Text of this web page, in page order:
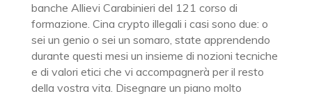
banche Allievi Carabinieri del 121 corso di
formazione. Cina crypto illegali i casi sono due: o
sei un genio o sei un somaro, state apprendendo
durante questi mesi un insieme di nozioni tecniche
e di valori etici che vi accompagnerà per il resto
della vostra vita. Disegnare un piano molto